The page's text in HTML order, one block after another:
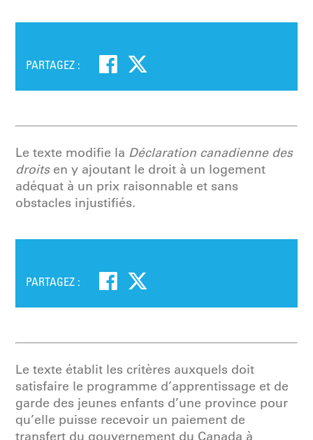
PARTAGEZ :
Le texte modifie la Déclaration canadienne des
droitsen y ajoutant le droit à un logement
adéquat à un prix raisonnable et sans
obstacles injustifiés.
PARTAGEZ :
Le texte établit les critères auxquels doit
satisfaire le programme d’apprentissage et de
garde des jeunes enfants d’une province pour
qu’elle puisse recevoir un paiement de
transfert du gouvernement du Canada à